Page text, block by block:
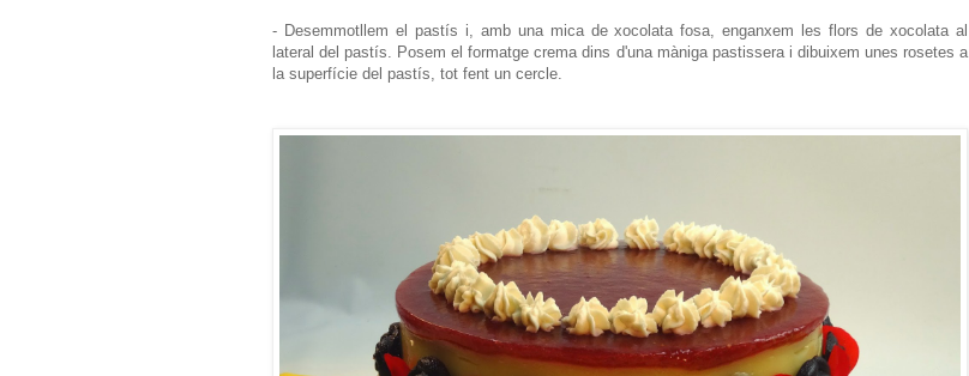
- Desemmotllem el pastís i, amb una mica de xocolata fosa, enganxem les flors de xocolata al
lateral del pastís. Posem el formatge crema dins d'una màniga pastissera i dibuixem unes rosetes a
la superfície del pastís, tot fent un cercle.